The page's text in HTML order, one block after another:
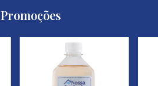
Promoções